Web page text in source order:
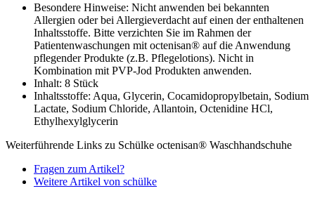
Besondere Hinweise: Nicht anwenden bei bekannten
Allergien oder bei Allergieverdacht auf einen der enthaltenen
Inhaltsstoffe. Bitte verzichten Sie im Rahmen der
Patientenwaschungen mit octenisan® auf die Anwendung
pflegender Produkte (z.B. Pflegelotions). Nicht in
Kombination mit PVP-Jod Produkten anwenden.
Inhalt: 8 Stück
Inhaltsstoffe: Aqua, Glycerin, Cocamidopropylbetain, Sodium
Lactate, Sodium Chloride, Allantoin, Octenidine HCl,
Ethylhexylglycerin
Weiterführende Links zu Schülke octenisan® Waschhandschuhe
Fragen zum Artikel?
Weitere Artikel von schülke